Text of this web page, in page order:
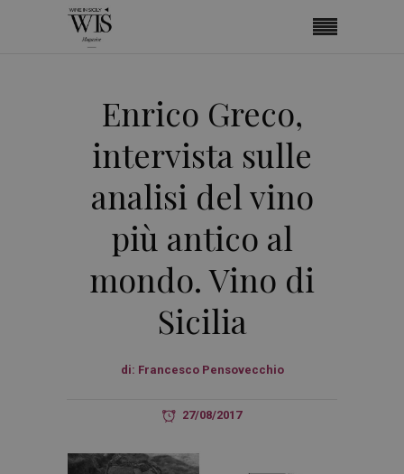
Enrico Greco,
intervista sulle
analisi del vino
più antico al
mondo. Vino di
Sicilia
di: Francesco Pensovecchio
27/08/2017